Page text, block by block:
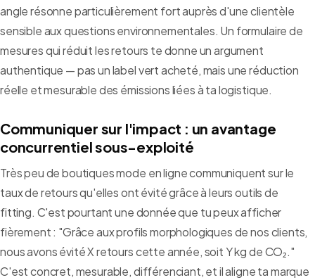
angle résonne particulièrement fort auprès d'une clientèle
sensible aux questions environnementales. Un formulaire de
mesures qui réduit les retours te donne un argument
authentique — pas un label vert acheté, mais une réduction
réelle et mesurable des émissions liées à ta logistique.
Communiquer sur l'impact : un avantage
concurrentiel sous-exploité
Très peu de boutiques mode en ligne communiquent sur le
taux de retours qu'elles ont évité grâce à leurs outils de
fitting. C'est pourtant une donnée que tu peux afficher
fièrement : "Grâce aux profils morphologiques de nos clients,
nous avons évité X retours cette année, soit Y kg de CO₂."
C'est concret, mesurable, différenciant, et il aligne ta marque